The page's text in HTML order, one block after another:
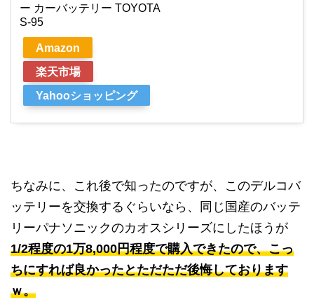
ー カーバッテリー TOYOTA
S-95
Amazon
楽天市場
Yahooショッピング
ちなみに、これ後で知ったのですが、このデルコバ
ッテリーを交換するぐらいなら、同じ国産のバッテ
リーパナソニックのカオスシリーズにしたほうが
1/2程度の1万8,000円程度で購入できたので、こっ
ちにすれば良かったとただただ後悔しております
ｗ。